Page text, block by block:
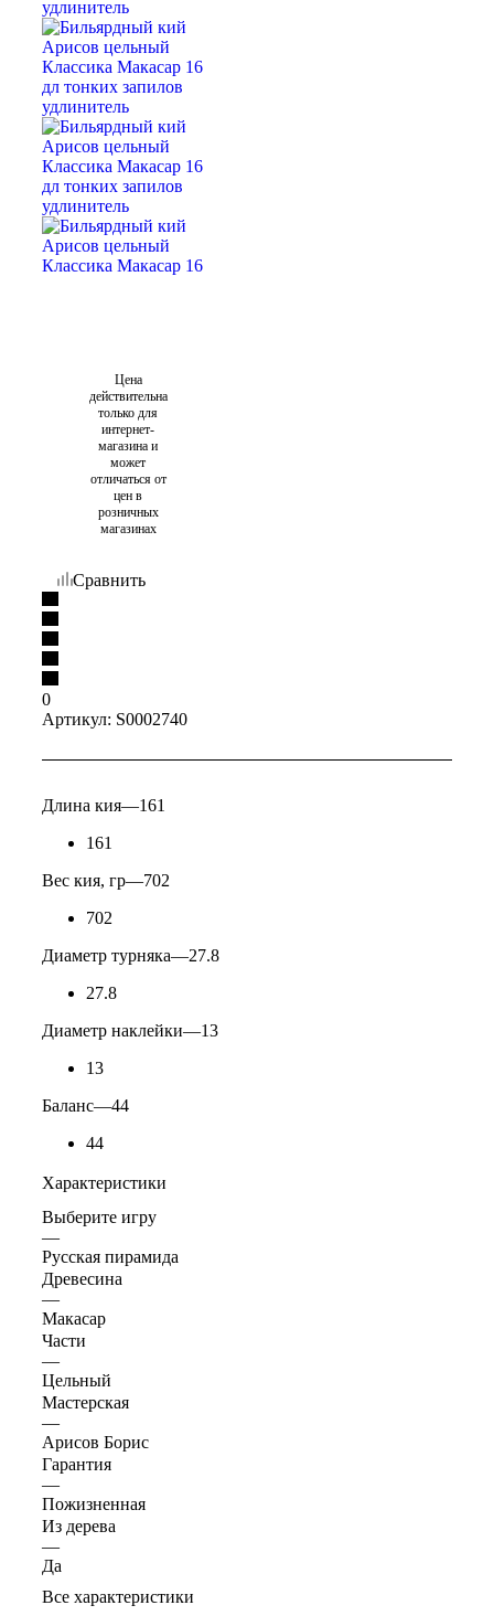
Цена
действительна
только для
интернет-
магазина и
может
отличаться от
цен в
розничных
магазинах
Сравнить
0
Артикул: S0002740
Длина кия—161
161
Вес кия, гр—702
702
Диаметр турняка—27.8
27.8
Диаметр наклейки—13
13
Баланс—44
44
Характеристики
Выберите игру
—
Русская пирамида
Древесина
—
Макасар
Части
—
Цельный
Мастерская
—
Арисов Борис
Гарантия
—
Пожизненная
Из дерева
—
Да
Все характеристики